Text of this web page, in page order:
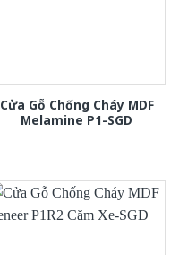
Cửa Gỗ Chống Cháy MDF
Melamine P1-SGD